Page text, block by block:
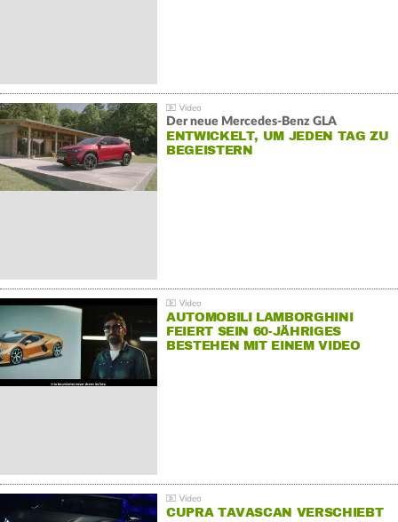
Der neue Mercedes-Benz GLA
ENTWICKELT, UM JEDEN TAG ZU
BEGEISTERN
AUTOMOBILI LAMBORGHINI
FEIERT SEIN 60-JÄHRIGES
BESTEHEN MIT EINEM VIDEO
CUPRA TAVASCAN VERSCHIEBT